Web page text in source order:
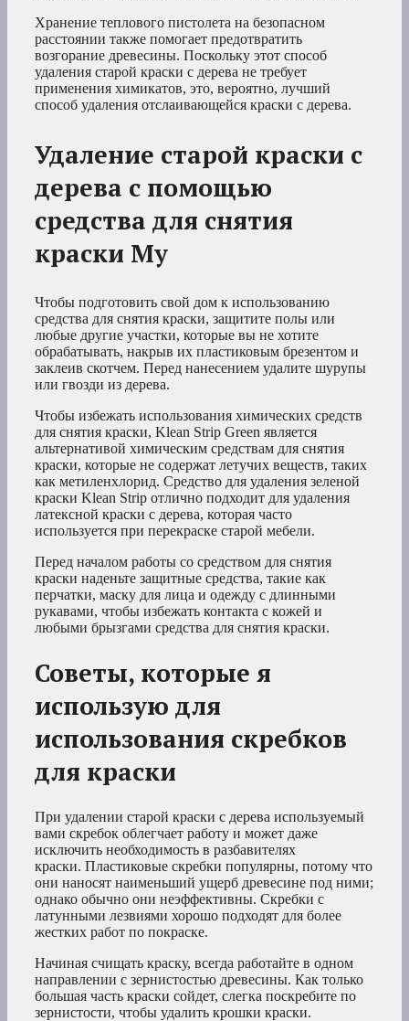
Хранение теплового пистолета на безопасном
расстоянии также помогает предотвратить
возгорание древесины. Поскольку этот способ
удаления старой краски с дерева не требует
применения химикатов, это, вероятно, лучший
способ удаления отслаивающейся краски с дерева.
Удаление старой краски с
дерева с помощью
средства для снятия
краски My
Чтобы подготовить свой дом к использованию
средства для снятия краски, защитите полы или
любые другие участки, которые вы не хотите
обрабатывать, накрыв их пластиковым брезентом и
заклеив скотчем. Перед нанесением удалите шурупы
или гвозди из дерева.
Чтобы избежать использования химических средств
для снятия краски, Klean Strip Green является
альтернативой химическим средствам для снятия
краски, которые не содержат летучих веществ, таких
как метиленхлорид. Средство для удаления зеленой
краски Klean Strip отлично подходит для удаления
латексной краски с дерева, которая часто
используется при перекраске старой мебели.
Перед началом работы со средством для снятия
краски наденьте защитные средства, такие как
перчатки, маску для лица и одежду с длинными
рукавами, чтобы избежать контакта с кожей и
любыми брызгами средства для снятия краски.
Советы, которые я
использую для
использования скребков
для краски
При удалении старой краски с дерева используемый
вами скребок облегчает работу и может даже
исключить необходимость в разбавителях
краски. Пластиковые скребки популярны, потому что
они наносят наименьший ущерб древесине под ними;
однако обычно они неэффективны. Скребки с
латунными лезвиями хорошо подходят для более
жестких работ по покраске.
Начиная счищать краску, всегда работайте в одном
направлении с зернистостью древесины. Как только
большая часть краски сойдет, слегка поскребите по
зернистости, чтобы удалить крошки краски.